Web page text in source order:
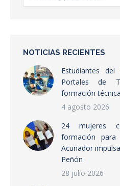
NOTICIAS RECIENTES
Estudiantes
Portales de
formación
4 agosto 2026
24 mujeres
formación
Acuñador
Peñón
28 julio 2026